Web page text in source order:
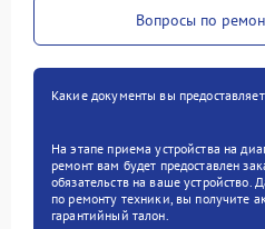
Вопросы по
Какие документы вы
На этапе приема устройства на
ремонт вам будет предоставлен
обязательств на ваше устройство.
по ремонту техники, вы получите
гарантийный талон.